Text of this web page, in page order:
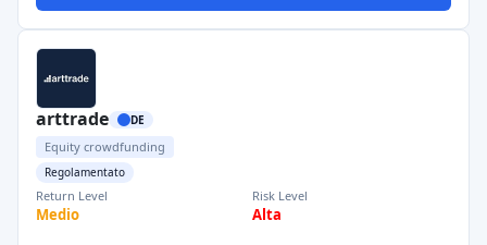
arttrade DE
Equity crowdfunding
Regolamentato
Return Level
Medio
Risk Level
Alta